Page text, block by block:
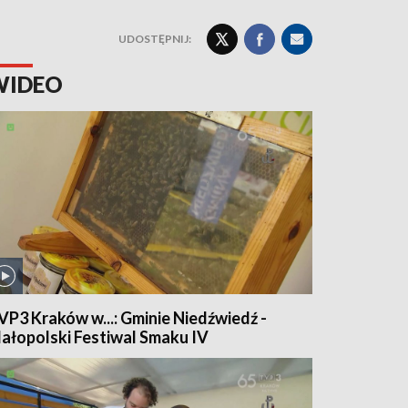
UDOSTĘPNIJ:
Kraków w...: Gminie Niedźwiedź -
Festiwal Smaku IV